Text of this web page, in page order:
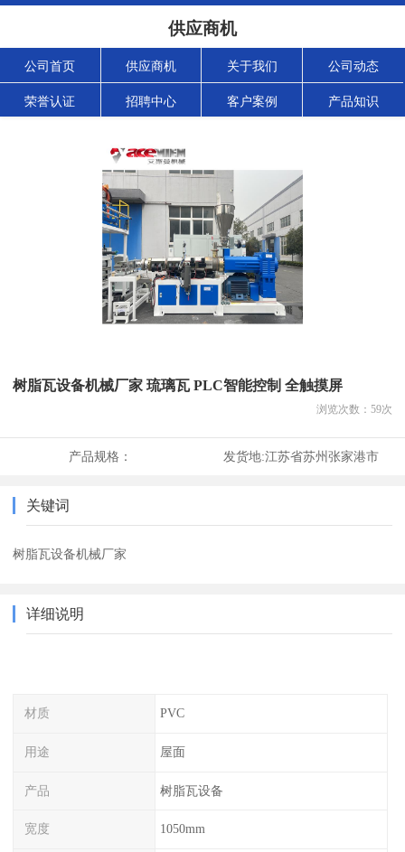
供应商机
公司首页 供应商机 关于我们 公司动态
荣誉认证 招聘中心 客户案例 产品知识
树脂瓦设备机械厂家 琉璃瓦 PLC智能控制 全触摸屏
浏览次数： 59次
产品规格： 发货地:江苏省苏州张家港市
关键词
树脂瓦设备机械厂家
详细说明
材质 PVC
用途 屋面
产品 树脂瓦设备
宽度 1050mm